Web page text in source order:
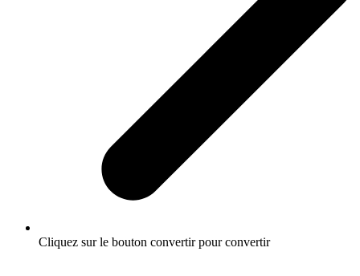
Cliquez sur le bouton convertir pour convertir